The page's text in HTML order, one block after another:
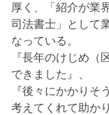
厚く、「紹介が業
司法書士」として
なっている。
『長年のけじめ（
できました』、
『後々にかかりそ
考えてくれて助か